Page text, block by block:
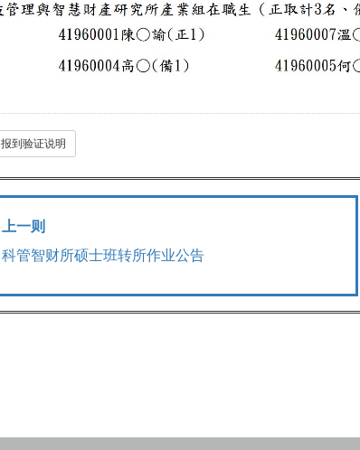
报到验证说明
上一则
科管智财所硕士班转所作业公告